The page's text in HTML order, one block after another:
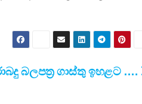
බලපත්‍ර ගාස්තු ඉහළට ….